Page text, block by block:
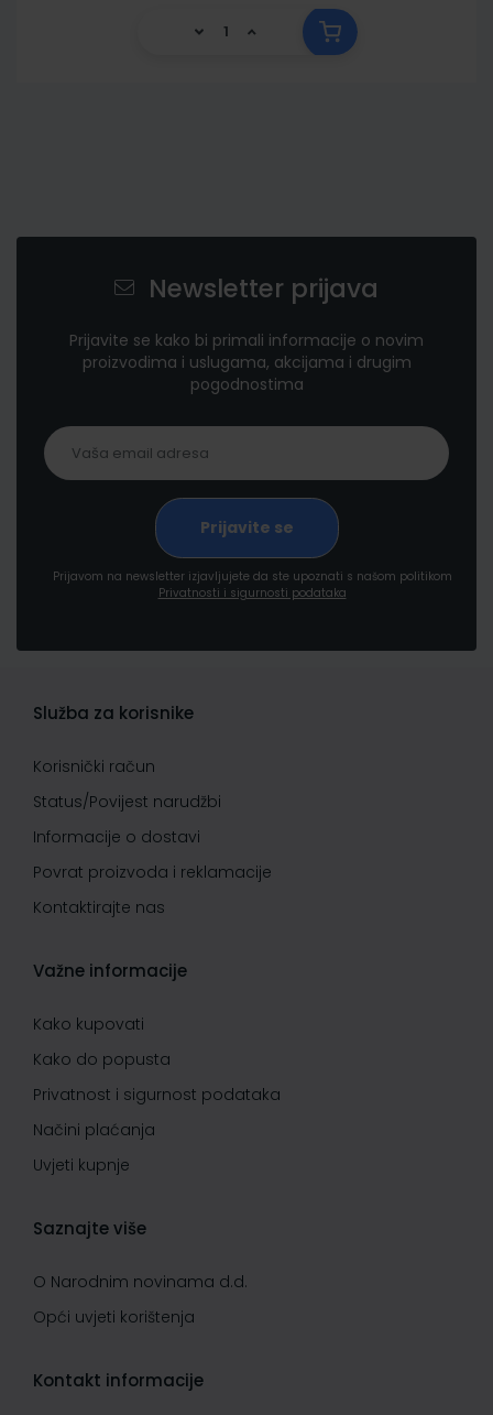
Newsletter prijava
Prijavite se kako bi primali informacije o novim
proizvodima i uslugama, akcijama i drugim
pogodnostima
Prijavom na newsletter izjavljujete da ste upoznati s našom politikom
Privatnosti i sigurnosti podataka
Služba za korisnike
Korisnički račun
Status/Povijest narudžbi
Informacije o dostavi
Povrat proizvoda i reklamacije
Kontaktirajte nas
Važne informacije
Kako kupovati
Kako do popusta
Privatnost i sigurnost podataka
Načini plaćanja
Uvjeti kupnje
Saznajte više
O Narodnim novinama d.d.
Opći uvjeti korištenja
Kontakt informacije